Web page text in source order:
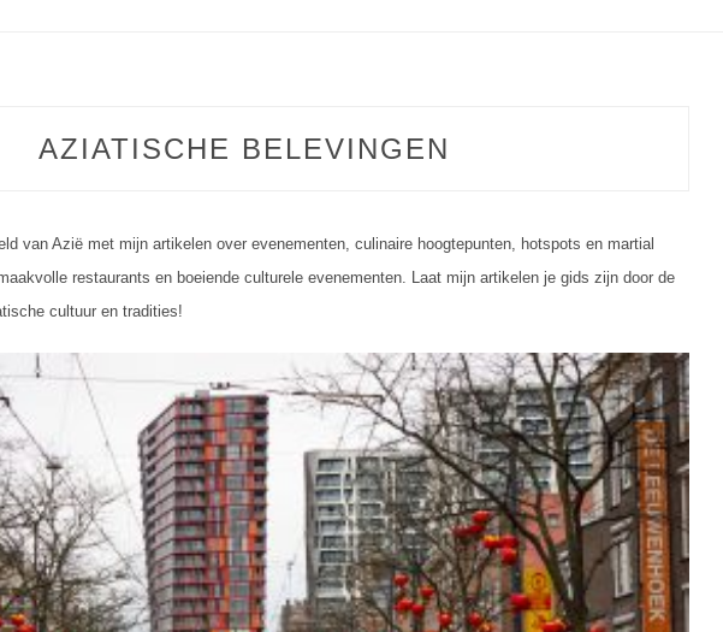
CATEGORY:
AZIATISCHE BELEVINGEN
van Azië met mijn artikelen over evenementen, culinaire hoogtepunten, hotspots en martial
restaurants en boeiende culturele evenementen. Laat mijn artikelen je gids zijn door de
cultuur en tradities!